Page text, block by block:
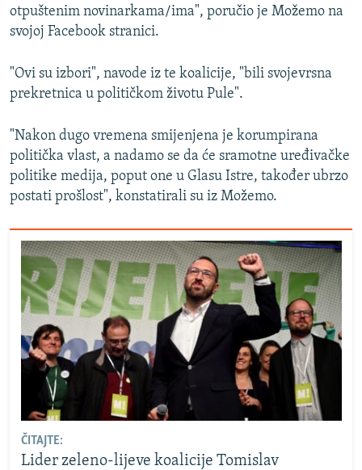
otpuštenim novinarkama/ima", poručio je Možemo na
svojoj Facebook stranici.
"Ovi su izbori", navode iz te koalicije, "bili svojevrsna
prekretnica u političkom životu Pule".
"Nakon dugo vremena smijenjena je korumpirana
politička vlast, a nadamo se da će sramotne uređivačke
politike medija, poput one u Glasu Istre, također ubrzo
postati prošlost", konstatirali su iz Možemo.
ČITAJTE:
Lider zeleno-lijeve koalicije Tomislav